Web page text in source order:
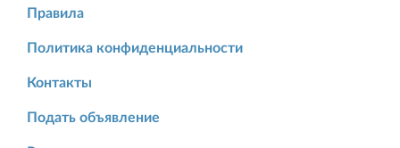
Правила
Политика конфиденциальности
Контакты
Подать объявление